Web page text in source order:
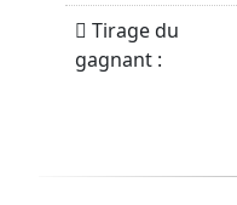
Tirage du
gagnant :